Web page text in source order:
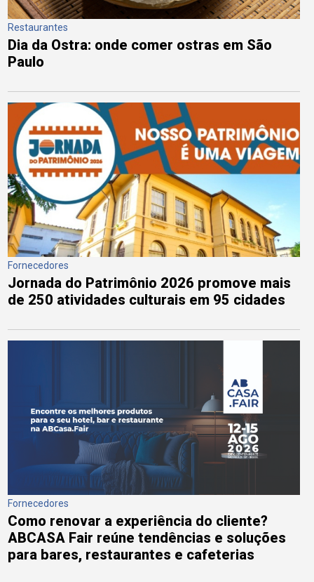
Restaurantes
Dia da Ostra: onde comer ostras em São
Paulo
Fornecedores
Jornada do Patrimônio 2026 promove mais
de 250 atividades culturais em 95 cidades
Fornecedores
Como renovar a experiência do cliente?
ABCASA Fair reúne tendências e soluções
para bares, restaurantes e cafeterias